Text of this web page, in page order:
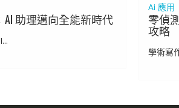
AI 助理邁向全能新時代
Ai 應用
零偵
攻略
學術寫